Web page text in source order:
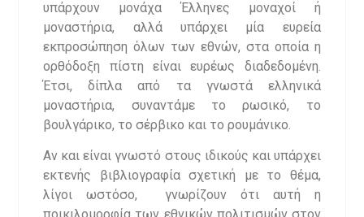
υπάρχουν μονάχα Έλληνες μοναχοί ή
μοναστήρια, αλλά υπάρχει μία ευρεία
εκπροσώπηση όλων των εθνών, στα οποία η
ορθόδοξη πίστη είναι ευρέως διαδεδομένη.
Έτσι, δίπλα από τα γνωστά ελληνικά
μοναστήρια, συναντάμε το ρωσικό, το
βουλγάρικο, το σέρβικο και το ρουμάνικο.
Αν και είναι γνωστό στους ιδικούς και υπάρχει
εκτενής βιβλιογραφία σχετική με το θέμα,
λίγοι ωστόσο, γνωρίζουν ότι αυτή η